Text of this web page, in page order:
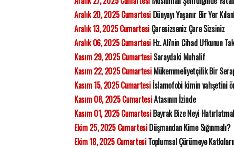
Aralık 20, 2025 Cumartesi Dünyayı Yaşanır Bir Yer
Aralık 13, 2025 Cumartesi Çaresizseniz Çare Sizsiniz
Aralık 06, 2025 Cumartesi Hz. Ali'nin Cihad Ufkunun
Kasım 29, 2025 CumartesiSaraydaki Muhalif
Kasım 22, 2025 CumartesiMükemmeliyetçilik Bir
Kasım 15, 2025 Cumartesiİslamofobi kimin vahşetini
Kasım 08, 2025 CumartesiAtasının İzinde
Kasım 01, 2025 CumartesiBayrak Bize Neyi
Ekim 25, 2025 CumartesiDüşmandan Kime Sığınmalı?
Ekim 18, 2025 CumartesiToplumsal Çürümeye